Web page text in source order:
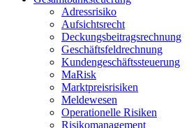
Adressrisiko
Aufsichtsrecht
Deckungsbeitragsrechnung
Geschäftsfeldrechnung
Kundengeschäftssteuerung
MaRisk
Marktpreisrisiken
Meldewesen
Operationelle Risiken
Risikomanagement